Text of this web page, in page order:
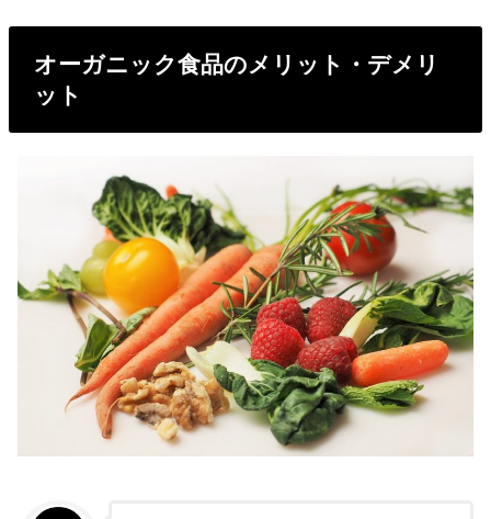
オーガニック食品のメリット・デメリ
ット